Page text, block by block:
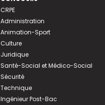
CRPE
Administration
Animation-Sport
Culture
Juridique
Santé-Social et Médico-Social
Sécurité
Technique
Ingénieur Post-Bac